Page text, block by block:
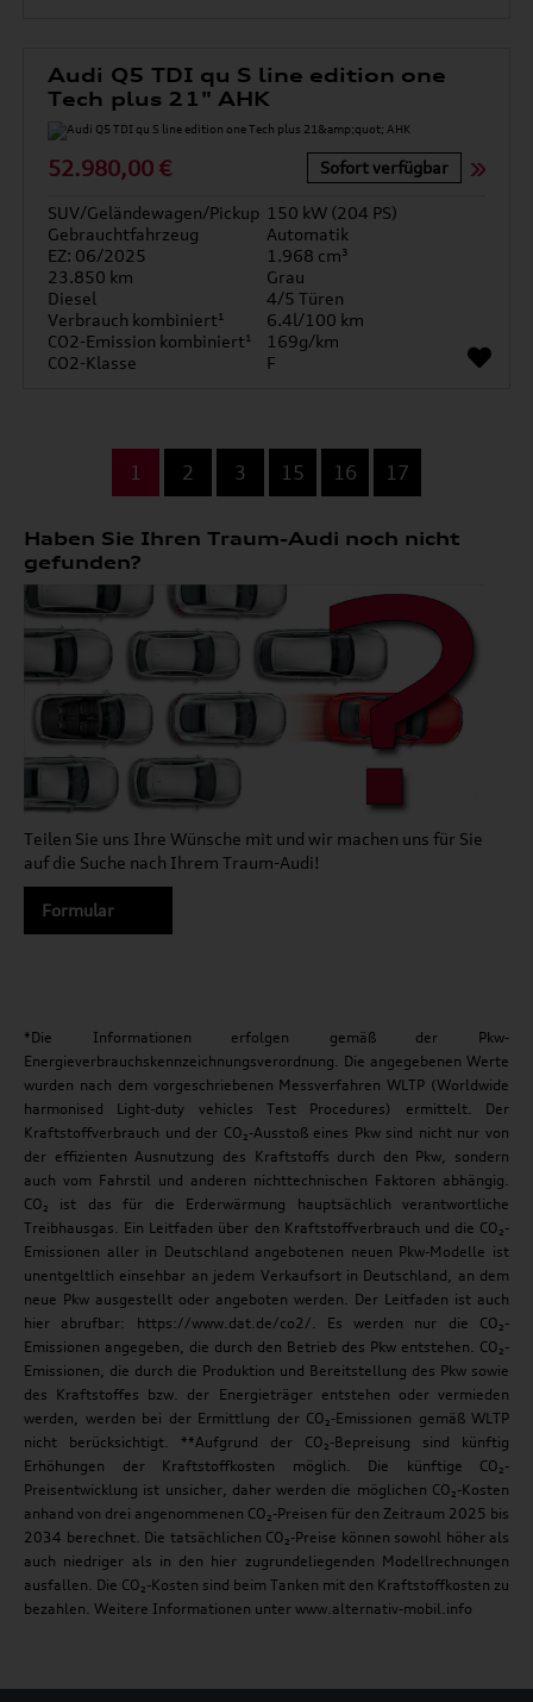
Audi Q5 TDI qu S line edition one
Tech plus 21" AHK
52.980,00 € Sofort verfügbar
SUV/Geländewagen/Pickup 150 kW (204 PS)
Gebrauchtfahrzeug
Automatik
EZ: 06/2025
1.968 cm³
23.850 km
Grau
Diesel
4/5 Türen
Verbrauch kombiniert¹
6.4l/100 km
CO2-Emission kombiniert¹
169g/km
CO2-Klasse
F
1 2 3 15 16 17
Haben Sie Ihren Traum-Audi noch nicht
gefunden?
Teilen Sie uns Ihre Wünsche mit und wir machen uns für Sie
auf die Suche nach Ihrem Traum-Audi!
Formular
*Die Informationen erfolgen gemäß der Pkw-
Energieverbrauchskennzeichnungsverordnung. Die angegebenen Werte
wurden nach dem vorgeschriebenen Messverfahren WLTP (Worldwide
harmonised Light-duty vehicles Test Procedures) ermittelt. Der
Kraftstoffverbrauch und der CO₂-Ausstoß eines Pkw sind nicht nur von
der effizienten Ausnutzung des Kraftstoffs durch den Pkw, sondern
auch vom Fahrstil und anderen nichttechnischen Faktoren abhängig.
CO₂ ist das für die Erderwärmung hauptsächlich verantwortliche
Treibhausgas. Ein Leitfaden über den Kraftstoffverbrauch und die CO₂-
Emissionen aller in Deutschland angebotenen neuen Pkw-Modelle ist
unentgeltlich einsehbar an jedem Verkaufsort in Deutschland, an dem
neue Pkw ausgestellt oder angeboten werden. Der Leitfaden ist auch
hier abrufbar: https://www.dat.de/co2/. Es werden nur die CO₂-
Emissionen angegeben, die durch den Betrieb des Pkw entstehen. CO₂-
Emissionen, die durch die Produktion und Bereitstellung des Pkw sowie
des Kraftstoffes bzw. der Energieträger entstehen oder vermieden
werden, werden bei der Ermittlung der CO₂-Emissionen gemäß WLTP
nicht berücksichtigt. **Aufgrund der CO₂-Bepreisung sind künftig
Erhöhungen der Kraftstoffkosten möglich. Die künftige CO₂-
Preisentwicklung ist unsicher, daher werden die möglichen CO₂-Kosten
anhand von drei angenommenen CO₂-Preisen für den Zeitraum 2025 bis
2034 berechnet. Die tatsächlichen CO₂-Preise können sowohl höher als
auch niedriger als in den hier zugrundeliegenden Modellrechnungen
ausfallen. Die CO₂-Kosten sind beim Tanken mit den Kraftstoffkosten zu
bezahlen. Weitere Informationen unter www.alternativ-mobil.info